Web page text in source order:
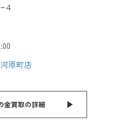
４
原町店
金買取の詳細